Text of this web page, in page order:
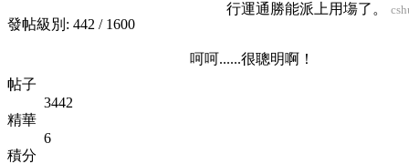
發帖級別: 442 / 1600
帖子
3442
精華
6
積分
行運通勝能派上用塲了。
呵呵......很聰明啊！